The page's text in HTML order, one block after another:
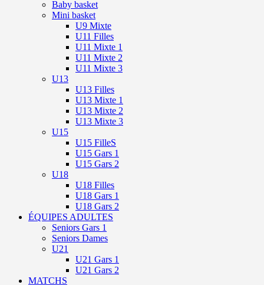
Baby basket
Mini basket
U9 Mixte
U11 Filles
U11 Mixte 1
U11 Mixte 2
U11 Mixte 3
U13
U13 Filles
U13 Mixte 1
U13 Mixte 2
U13 Mixte 3
U15
U15 FilleS
U15 Gars 1
U15 Gars 2
U18
U18 Filles
U18 Gars 1
U18 Gars 2
ÉQUIPES ADULTES
Seniors Gars 1
Seniors Dames
U21
U21 Gars 1
U21 Gars 2
MATCHS